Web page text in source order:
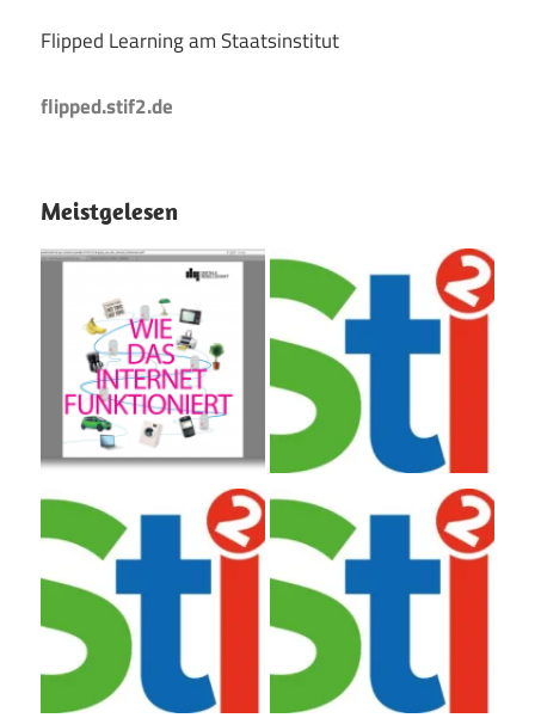
Flipped Learning am Staatsinstitut
flipped.stif2.de
Meistgelesen